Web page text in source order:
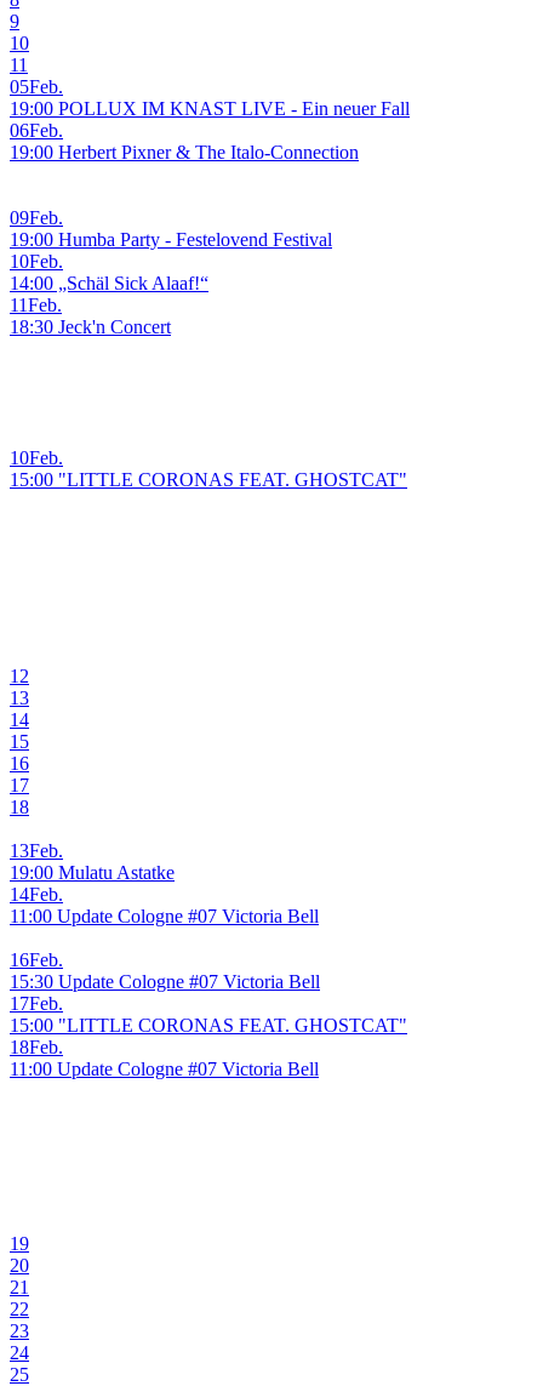
9
10
11
05Feb.
19:00 POLLUX IM KNAST LIVE - Ein neuer Fall
06Feb.
19:00 Herbert Pixner & The Italo-Connection
09Feb.
19:00 Humba Party - Festelovend Festival
10Feb.
14:00 „Schäl Sick Alaaf!“
11Feb.
18:30 Jeck'n Concert
10Feb.
15:00 "LITTLE CORONAS FEAT. GHOSTCAT"
12
13
14
15
16
17
18
13Feb.
19:00 Mulatu Astatke
14Feb.
11:00 Update Cologne #07 Victoria Bell
16Feb.
15:30 Update Cologne #07 Victoria Bell
17Feb.
15:00 "LITTLE CORONAS FEAT. GHOSTCAT"
18Feb.
11:00 Update Cologne #07 Victoria Bell
19
20
21
22
23
24
25